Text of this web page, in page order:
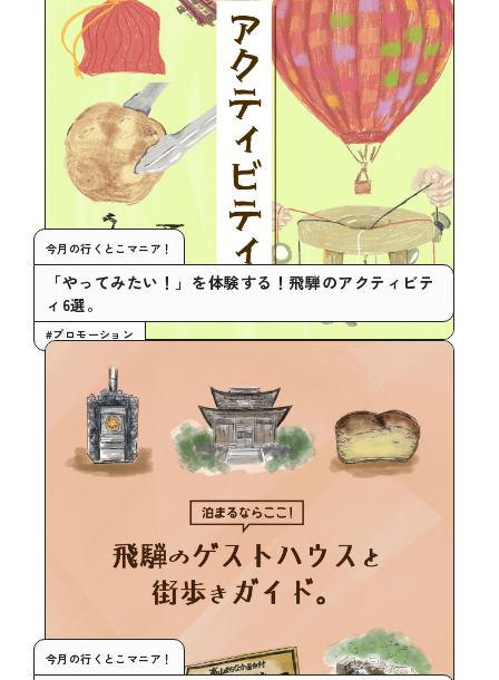
今月の行くとこマニア！
「やってみたい！」を体験する！飛騨のアクティビテ
ィ6選。
#プロモーション
今月の行くとこマニア！